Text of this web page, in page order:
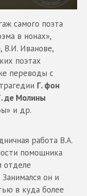
самого поэта
в нонах»,
, В.И. Иванове,
поэтах
переводы с
Г. фон
де Молины
и др.
работа В.А.
помощника
отделе
он и
в куда более